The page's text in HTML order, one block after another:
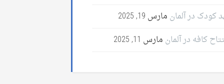
کودک در آلمان مارس 19, 2025
کافه در آلمان مارس 11, 2025